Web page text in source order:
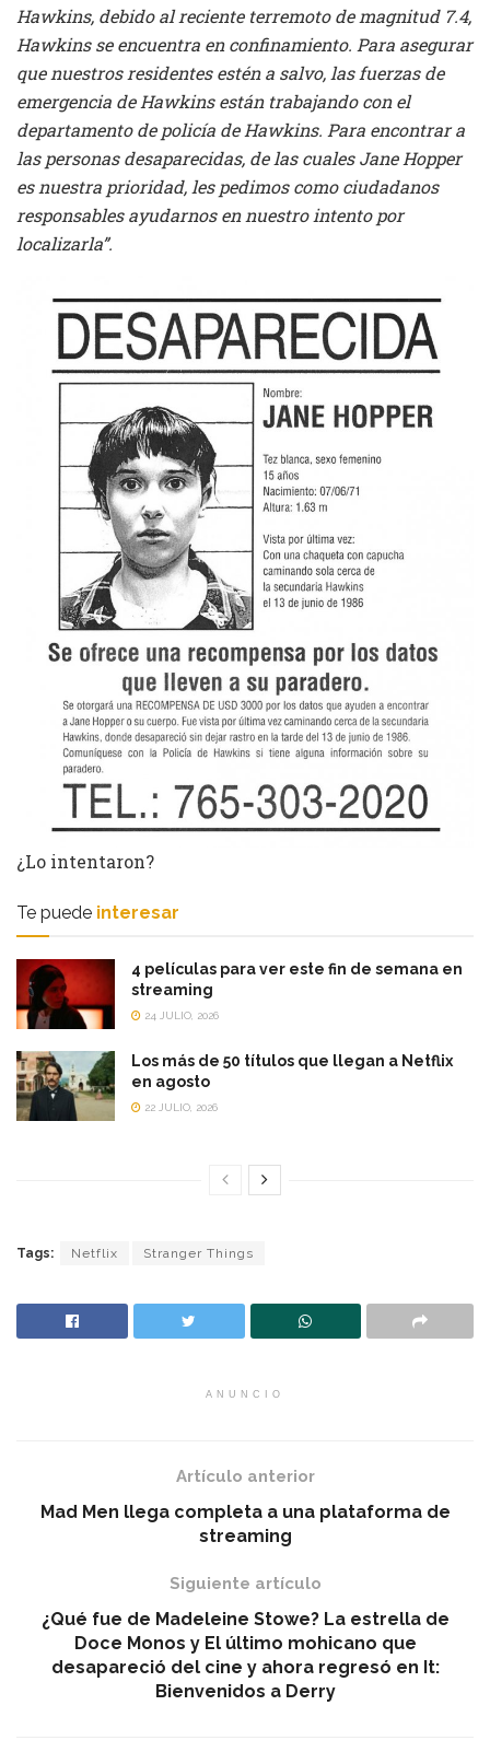
Hawkins, debido al reciente terremoto de magnitud 7.4,
Hawkins se encuentra en confinamiento. Para asegurar
que nuestros residentes estén a salvo, las fuerzas de
emergencia de Hawkins están trabajando con el
departamento de policía de Hawkins. Para encontrar a
las personas desaparecidas, de las cuales Jane Hopper
es nuestra prioridad, les pedimos como ciudadanos
responsables ayudarnos en nuestro intento por
localizarla”.
¿Lo intentaron?
Te puede interesar
4 películas para ver este fin de semana en
streaming
24 JULIO, 2026
Los más de 50 títulos que llegan a Netflix
en agosto
22 JULIO, 2026
Tags: Netflix Stranger Things
ANUNCIO
Artículo anterior
Mad Men llega completa a una plataforma de
streaming
Siguiente artículo
¿Qué fue de Madeleine Stowe? La estrella de
Doce Monos y El último mohicano que
desapareció del cine y ahora regresó en It:
Bienvenidos a Derry